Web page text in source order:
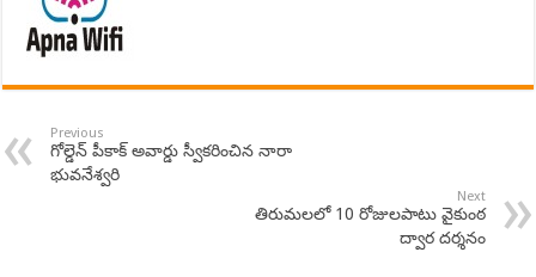
Previous
గోల్డెన్ పీకాక్ అవార్డు స్వీకరించిన నారా
భువనేశ్వరి
Next
తిరుమలలో 10 రోజులపాటు వైకుంఠ
ద్వార దర్శనం